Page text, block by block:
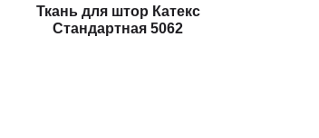
Ткань для штор Катекс
Стандартная 5062